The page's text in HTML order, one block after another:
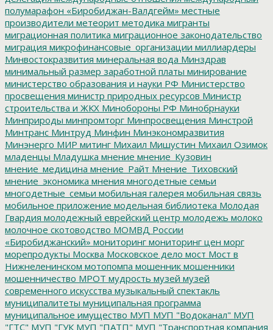
полумарафон «Биробиджан-Валдгейм» местные
производители метеорит методика мигранты
миграционная политика миграционное законодательство
миграция микрофинансовые_организации миллиардеры
Минвостокразвития минеральная вода Минздрав
минимальный размер заработной платы минирование
министерство образования и науки РФ Министерство
просвещения министр природных ресурсов Министр
строительства и ЖКХ Минобороны РФ Минобрнауки
Минприроды минпромторг Минпросвещения Минстрой
Минтранс Минтруд Минфин Минэкономразвития
Минэнерго МИР митинг Михаил Мишустин Михаил Озимок
младенцы Младушка мнение мнение_Кузовин
мнение_медицина мнение_Райт Мнение_Тиховский
мнение_экономика мнения многодетные семьи
многодетные_семьи мобильная галерея мобильная связь
мобильное приложение модельная библиотека Молодая
Гвардия молодежный еврейский центр молодежь молоко
молочное скотоводство МОМВД России
«Биробиджанский» мониторинг мониторинг цен морг
морепродукты Москва Московское дело мост Мост в
Нижнеленинском мотопомпа мошенник мошенники
мошенничество МРОТ мудрость музей музей
современного искусства музыкальный спектакль
муниципалитеты муниципальная программа
муниципальное имущество МУП МУП "Водоканал" МУП
"ГТС" МУП "ГУК МУП "ПАТП" МУП "Транспортная компания